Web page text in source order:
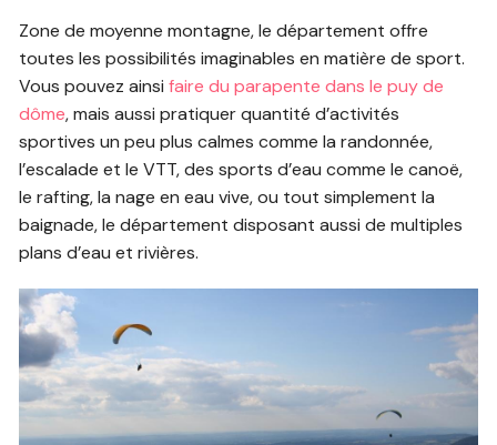
Zone de moyenne montagne, le département offre
toutes les possibilités imaginables en matière de sport.
Vous pouvez ainsifaire du parapente dans le puy de
dôme, mais aussi pratiquer quantité d’activités
sportives un peu plus calmes comme la randonnée,
l’escalade et le VTT, des sports d’eau comme le canoë,
le rafting, la nage en eau vive, ou tout simplement la
baignade, le département disposant aussi de multiples
plans d’eau et rivières.